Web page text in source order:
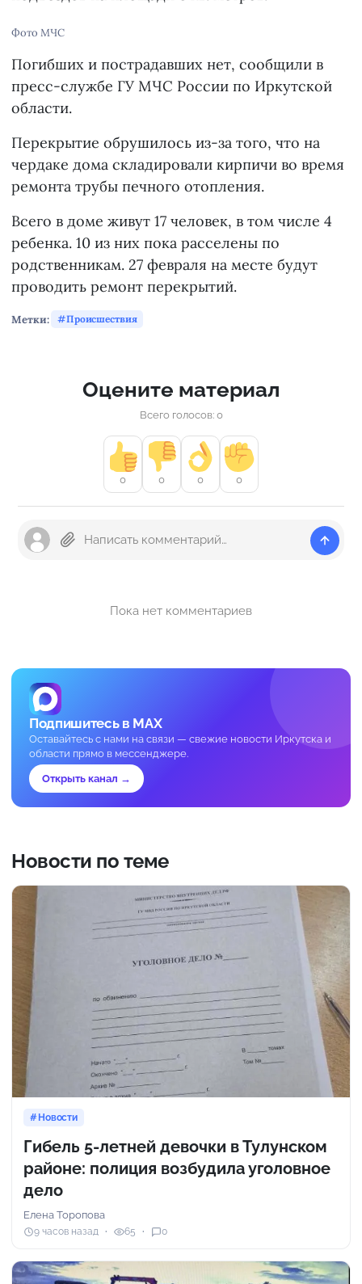
Фото МЧС
Погибших и пострадавших нет, сообщили в
пресс-службе ГУ МЧС России по Иркутской
области.
Перекрытие обрушилось из-за того, что на
чердаке дома складировали кирпичи во время
ремонта трубы печного отопления.
Всего в доме живут 17 человек, в том числе 4
ребенка. 10 из них пока расселены по
родственникам. 27 февраля на месте будут
проводить ремонт перекрытий.
Метки: Происшествия
Оцените материал
Всего голосов: 0
0 0 0 0
Пока нет комментариев
Подпишитесь в MAX
Оставайтесь с нами на связи — свежие новости Иркутска и
области прямо в мессенджере.
Открыть канал →
Новости по теме
Новости
Гибель 5-летней девочки в Тулунском
районе: полиция возбудила уголовное
дело
Елена Торопова
9 часов назад 65 0